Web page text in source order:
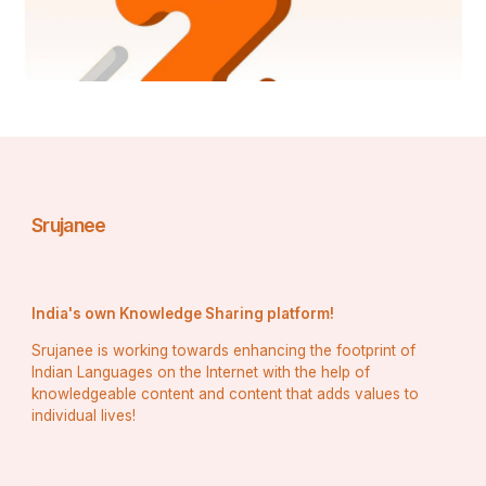
ଦେଖାଯାଆନ୍ତି ନାହିଁ ସେହି ଭୂତାଣୁ ଓ ଜୀବାଣୁ ବାୟୁ ମାଧ୍ୟମରେ
ଆସି ମଣିଷ ଶରୀରରେ ରହି ରୋଗ ସୃଷ୍ଟି କରନ୍ତି।ଏହା
ମଧ୍ୟ୍ୟ ଏକ ବାୟୁ ପ୍ରଦୂଷଣର ଏକ କାରଣ।
ପ୍ରଦୂଷଣ କରାଏ।
Srujanee
India's own Knowledge Sharing platform!
Srujanee is working towards enhancing the footprint of
Indian Languages on the Internet with the help of
knowledgeable content and content that adds values to
individual lives!